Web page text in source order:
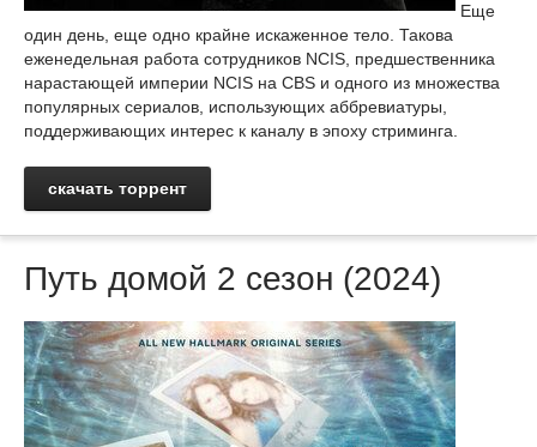
Еще
один день, еще одно крайне искаженное тело. Такова
еженедельная работа сотрудников NCIS, предшественника
нарастающей империи NCIS на CBS и одного из множества
популярных сериалов, использующих аббревиатуры,
поддерживающих интерес к каналу в эпоху стриминга.
скачать торрент
Путь домой 2 сезон (2024)